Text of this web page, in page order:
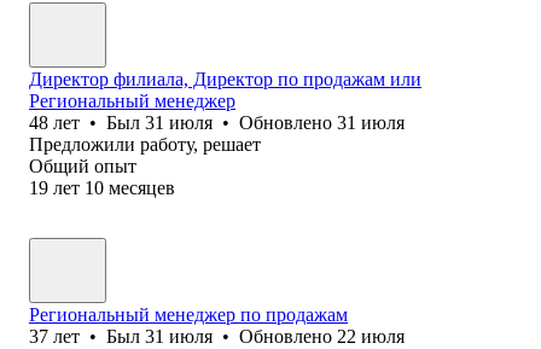
Директор филиала, Директор по продажам или
Региональный менеджер
48 лет • Был 31 июля • Обновлено 31 июля
Предложили работу, решает
Общий опыт
19 лет 10 месяцев
Региональный менеджер по продажам
37 лет • Был 31 июля • Обновлено 22 июля